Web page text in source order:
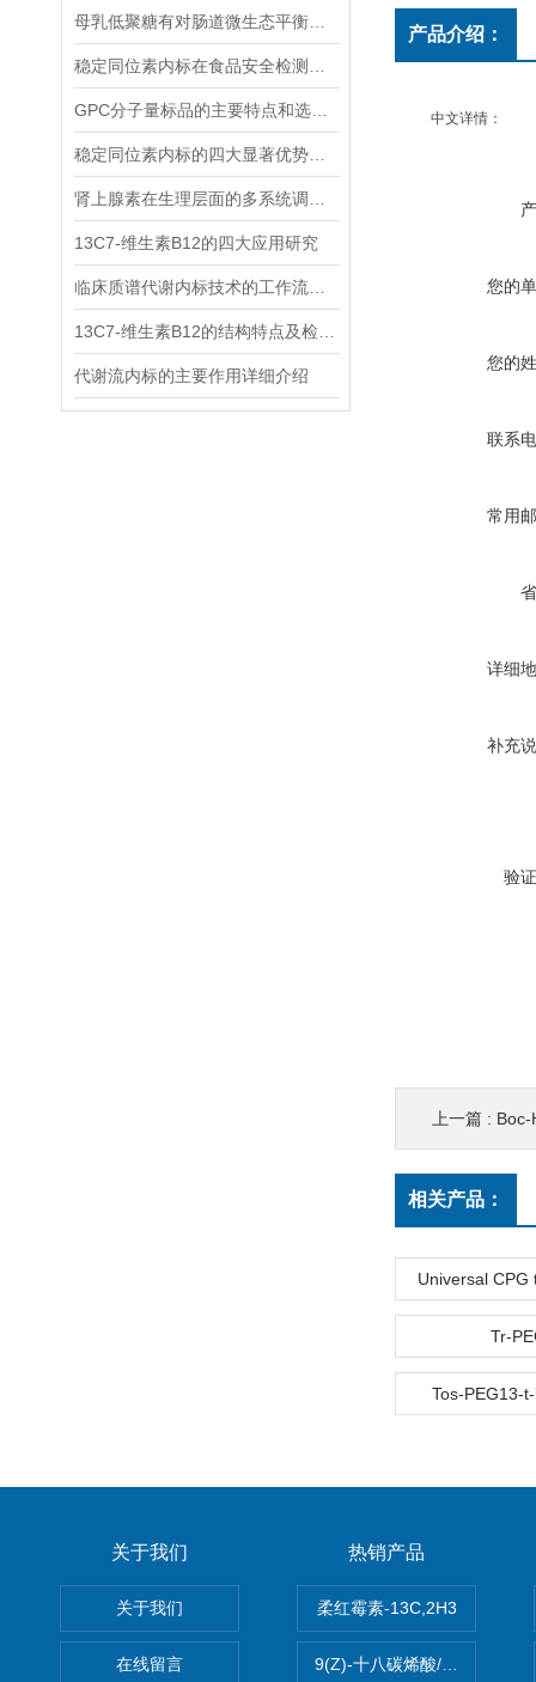
13C7-维生素B12的四大应用研究
代谢流内标的主要作用详细介绍
产品介绍：
中文详情：
您的
您的
联系
常用
详细
补充
验
上一篇 : Boc-
相关产品：
Universal CPG
Tr-
Tos-PEG13-
关于我们
关于我们
在线留言
热销产品
柔红霉素-13C,2H3
9(Z)-十八碳烯酸/油酸